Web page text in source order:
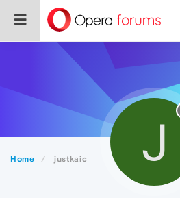
Home justkaic J